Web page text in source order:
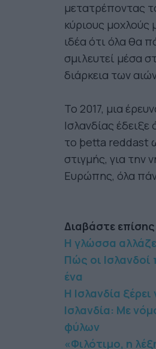
μετατρέποντας
κύριους μοχλούς
ιδέα ότι όλα θα
σμιλευτεί μέσα
διάρκεια των
Το 2017, μια
Ισλανδίας έδειξε
το þetta reddast
στιγμής, για την
Ευρώπης, όλα
Διαβάστε
Η γλώσσα
Πώς οι Ισλανδοί
ένα
Η Ισλανδία
Ισλανδία: Με
φύλων
«Φιλότιμο, η